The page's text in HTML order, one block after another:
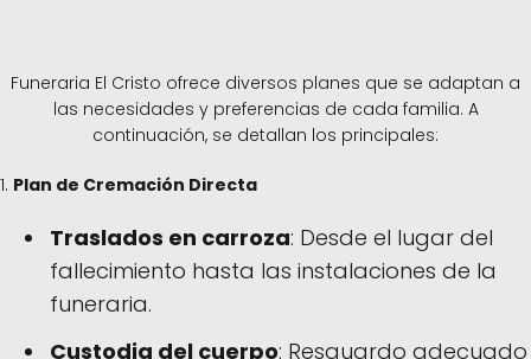
Funeraria El Cristo ofrece diversos planes que se adaptan a
las necesidades y preferencias de cada familia. A
continuación, se detallan los principales:
1. Plan de Cremación Directa
Traslados en carroza: Desde el lugar del
fallecimiento hasta las instalaciones de la
funeraria.
Custodia del cuerpo: Resguardo adecuado